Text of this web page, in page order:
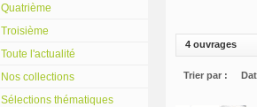
Quatrième
Troisième
Toute l'actualité
Nos collections
Sélections thématiques
4 ouvrages
Trier par :